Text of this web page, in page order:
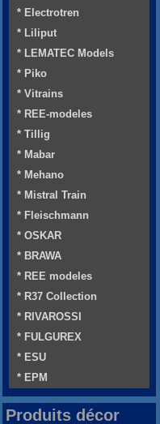
* Electrotren
* Liliput
* LEMATEC Models
* Piko
* Vitrains
* REE-modeles
* Tillig
* Mabar
* Mehano
* Mistral Train
* Fleischmann
* OSKAR
* BRAWA
* REE modeles
* R37 Collection
* RIVAROSSI
* FULGUREX
* ESU
* EPM
Produits décor